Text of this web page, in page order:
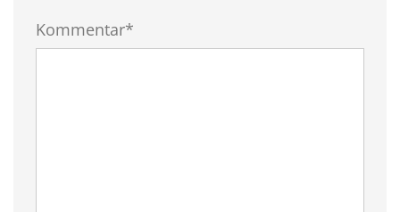
Kommentar*